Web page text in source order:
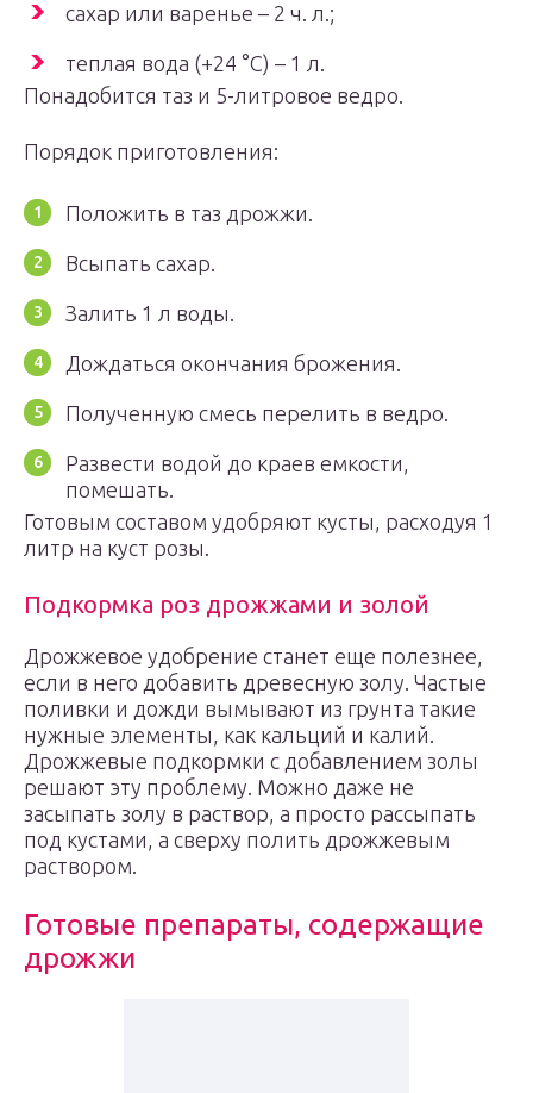
сахар или варенье – 2 ч. л.;
теплая вода (+24 °C) – 1 л.
Понадобится таз и 5-литровое ведро.
Порядок приготовления:
Положить в таз дрожжи.
Всыпать сахар.
Залить 1 л воды.
Дождаться окончания брожения.
Полученную смесь перелить в ведро.
Развести водой до краев емкости,
помешать.
Готовым составом удобряют кусты, расходуя 1
литр на куст розы.
Подкормка роз дрожжами и золой
Дрожжевое удобрение станет еще полезнее,
если в него добавить древесную золу. Частые
поливки и дожди вымывают из грунта такие
нужные элементы, как кальций и калий.
Дрожжевые подкормки с добавлением золы
решают эту проблему. Можно даже не
засыпать золу в раствор, а просто рассыпать
под кустами, а сверху полить дрожжевым
раствором.
Готовые препараты, содержащие
дрожжи